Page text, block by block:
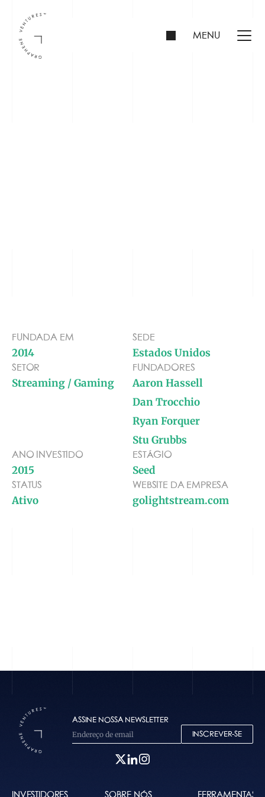
MENU
FUNDADA EM
2014
SEDE
Estados Unidos
SETOR
Streaming / Gaming
FUNDADORES
Aaron Hassell
Dan Trocchio
Ryan Forquer
Stu Grubbs
ANO INVESTIDO
2015
ESTÁGIO
Seed
STATUS
Ativo
WEBSITE DA EMPRESA
golightstream.com
ASSINE NOSSA NEWSLETTER
INSCREVER-SE
INVESTIDORES SOBRE NÓS FERRAMENTAS